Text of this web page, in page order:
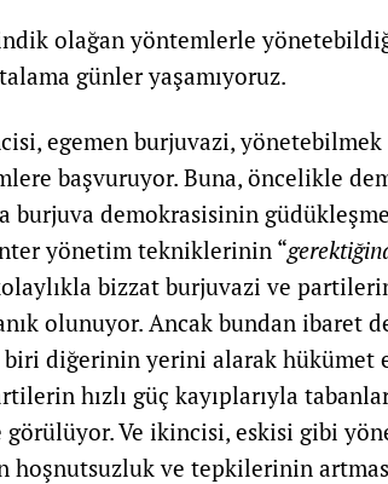
olağan yöntemlerle
günler yaşamıyoruz.
egemen burjuvazi,
başvuruyor. Buna, öncelikle
burjuva demokrasisinin
yönetim tekniklerinin “
bizzat burjuvazi ve
olunuyor. Ancak bundan ibaret
biri diğerinin yerini alarak hükümet
hızlı güç kayıplarıyla
Ve ikincisi, eskisi gibi
ve tepkilerinin